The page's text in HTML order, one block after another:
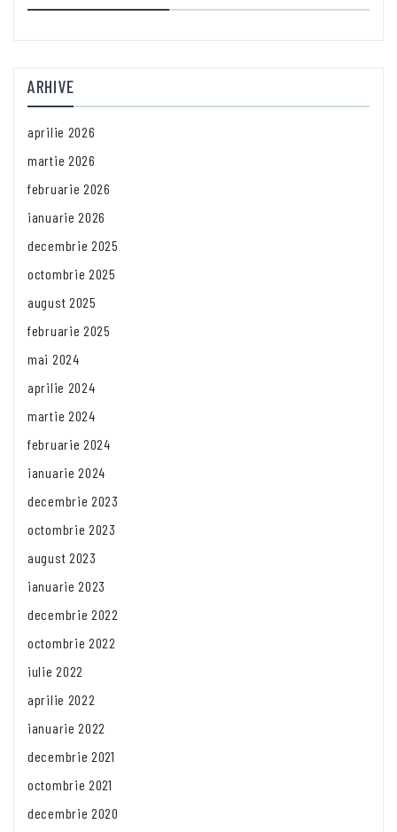
ARHIVE
aprilie 2026
martie 2026
februarie 2026
ianuarie 2026
decembrie 2025
octombrie 2025
august 2025
februarie 2025
mai 2024
aprilie 2024
martie 2024
februarie 2024
ianuarie 2024
decembrie 2023
octombrie 2023
august 2023
ianuarie 2023
decembrie 2022
octombrie 2022
iulie 2022
aprilie 2022
ianuarie 2022
decembrie 2021
octombrie 2021
decembrie 2020